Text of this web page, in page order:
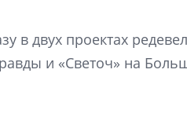
в двух проектах
и «Светоч» на
О